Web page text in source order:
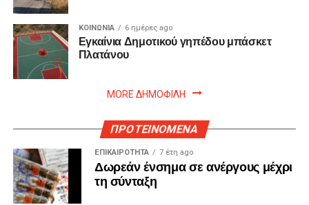
ΚΟΙΝΩΝΙΑ 6 ημέρες ago
Εγκαίνια Δημοτικού γηπέδου μπάσκετ
Πλατάνου
MORE ΔΗΜΟΦΙΛΗ
ΠΡΟΤΕΙΝΟΜΕΝΑ
ΕΠΙΚΑΙΡΟΤΗΤΑ 7 έτη ago
Δωρεάν ένσημα σε ανέργους μέχρι
τη σύνταξη